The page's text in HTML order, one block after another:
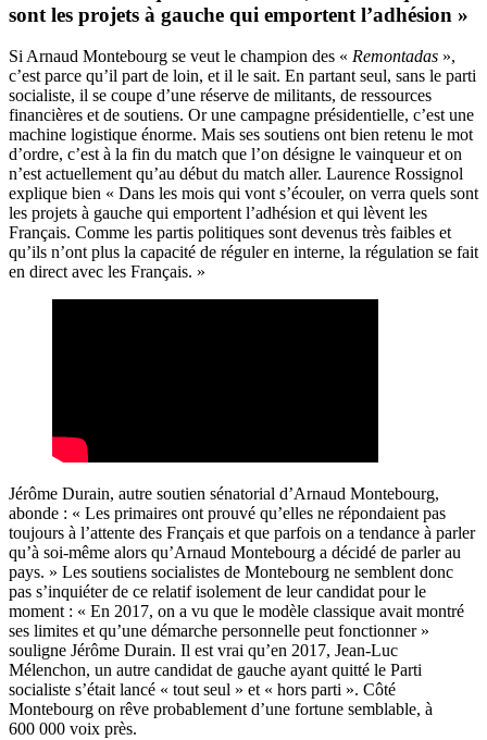
sont les projets à gauche qui emportent l’adhésion »
Si Arnaud Montebourg se veut le champion des « Remontadas »,
c’est parce qu’il part de loin, et il le sait. En partant seul, sans le parti
socialiste, il se coupe d’une réserve de militants, de ressources
financières et de soutiens. Or une campagne présidentielle, c’est une
machine logistique énorme. Mais ses soutiens ont bien retenu le mot
d’ordre, c’est à la fin du match que l’on désigne le vainqueur et on
n’est actuellement qu’au début du match aller. Laurence Rossignol
explique bien « Dans les mois qui vont s’écouler, on verra quels sont
les projets à gauche qui emportent l’adhésion et qui lèvent les
Français. Comme les partis politiques sont devenus très faibles et
qu’ils n’ont plus la capacité de réguler en interne, la régulation se fait
en direct avec les Français. »
Jérôme Durain, autre soutien sénatorial d’Arnaud Montebourg,
abonde : « Les primaires ont prouvé qu’elles ne répondaient pas
toujours à l’attente des Français et que parfois on a tendance à parler
qu’à soi-même alors qu’Arnaud Montebourg a décidé de parler au
pays. » Les soutiens socialistes de Montebourg ne semblent donc
pas s’inquiéter de ce relatif isolement de leur candidat pour le
moment : « En 2017, on a vu que le modèle classique avait montré
ses limites et qu’une démarche personnelle peut fonctionner »
souligne Jérôme Durain. Il est vrai qu’en 2017, Jean-Luc
Mélenchon, un autre candidat de gauche ayant quitté le Parti
socialiste s’était lancé « tout seul » et « hors parti ». Côté
Montebourg on rêve probablement d’une fortune semblable, à
600 000 voix près.